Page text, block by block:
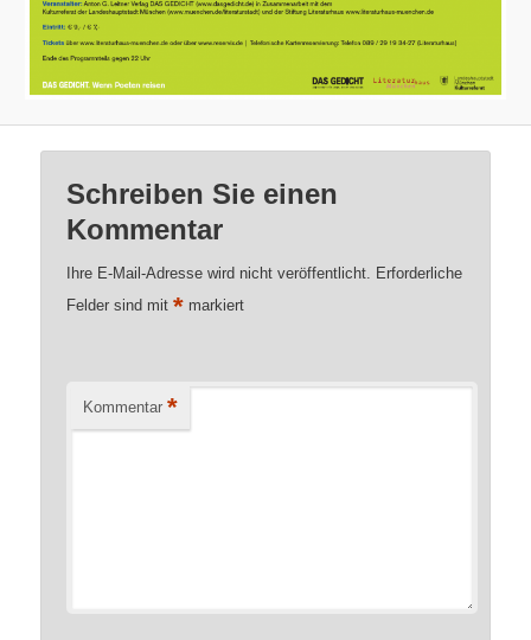
Schreiben Sie einen
Kommentar
Ihre E-Mail-Adresse wird nicht veröffentlicht. Erforderliche
Felder sind mit* markiert
Kommentar *